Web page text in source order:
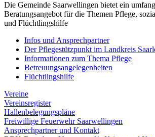
Die Gemeinde Saarwellingen bietet ein
Beratungsangebot für die Themen Pflege,
und Flüchtlingshilfe
Infos und Ansprechpartner
Der Pflegestützpunkt im Landkreis
Informationen zum Thema Pflege
Betreuungsangelegenheiten
Flüchtlingshilfe
Vereine
Vereinsregister
Hallenbelegungspläne
Freiwillige Feuerwehr Saarwellingen
Ansprechpartner und Kontakt